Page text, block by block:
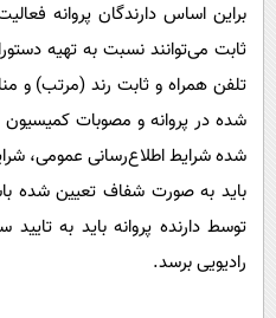
براین اساس دارندگان پروانه
ثابت می‌توانند نسبت به تهیه
تلفن همراه و ثابت رند (مرتب) و
شده در پروانه و مصوبات کمیسیون
شده شرایط اطلاع‌رسانی عمومی،
باید به صورت شفاف تعیین شده
توسط دارنده پروانه‌ باید به
رادیویی برسد.